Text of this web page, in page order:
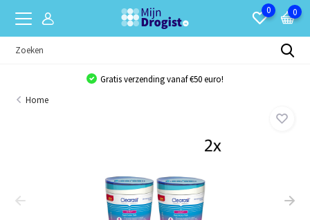
0 0
Gratis verzending vanaf €50 euro!
Home